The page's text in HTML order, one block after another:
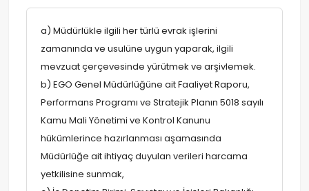
a) Müdürlükle ilgili her türlü evrak işlerini
zamanında ve usulüne uygun yaparak, ilgili
mevzuat çerçevesinde yürütmek ve arşivlemek.
b) EGO Genel Müdürlüğüne ait Faaliyet Raporu,
Performans Programı ve Stratejik Planın 5018 sayılı
Kamu Mali Yönetimi ve Kontrol Kanunu
hükümlerince hazırlanması aşamasında
Müdürlüğe ait ihtiyaç duyulan verileri harcama
yetkilisine sunmak,